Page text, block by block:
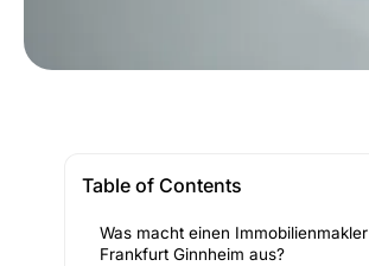
Table of Contents
Was macht einen Immobilienmakler
Frankfurt Ginnheim aus?